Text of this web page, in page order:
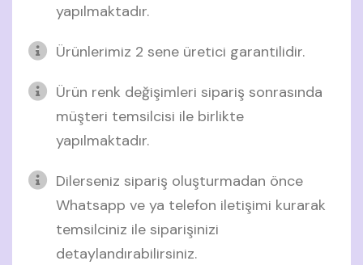
yapılmaktadır.
Ürünlerimiz 2 sene üretici garantilidir.
Ürün renk değişimleri sipariş sonrasında
müşteri temsilcisi ile birlikte
yapılmaktadır.
Dilerseniz sipariş oluşturmadan önce
Whatsapp ve ya telefon iletişimi kurarak
temsilciniz ile siparişinizi
detaylandırabilirsiniz.